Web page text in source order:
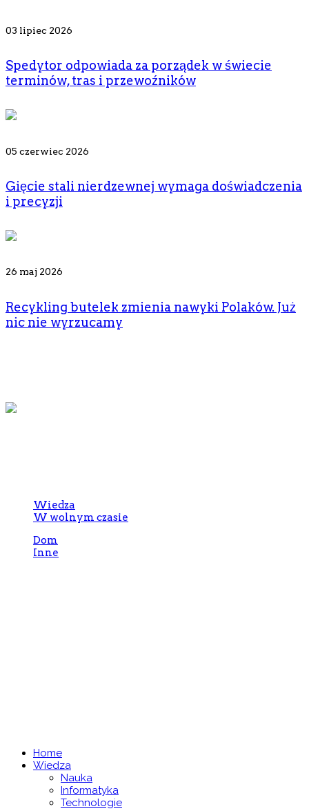
03 lipiec 2026
Spedytor odpowiada za porządek w świecie
terminów, tras i przewoźników
05 czerwiec 2026
Gięcie stali nierdzewnej wymaga doświadczenia
i precyzji
26 maj 2026
Recykling butelek zmienia nawyki Polaków. Już
nic nie wyrzucamy
Wiedza
W wolnym czasie
Dom
Inne
Home
Wiedza
Nauka
Informatyka
Technologie